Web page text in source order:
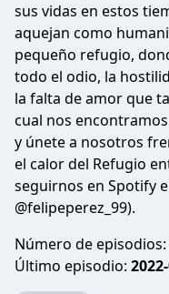
sus vidas en estos
aquejan como
pequeño refugio,
todo el odio, la
la falta de amor que
cual nos
y únete a nosotros
el calor del Refugio
seguirnos en Spotify
@felipeperez_99).
Número de episodios:
Último episodio: